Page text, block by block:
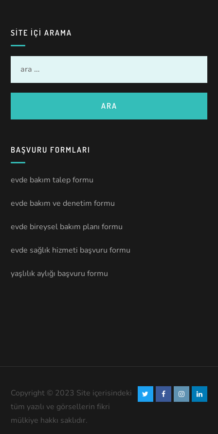
SITE IÇI ARAMA
BAŞVURU FORMLARI
evde bakım talep formu
evde bakım ve denetim formu
evde bireysel bakım planı formu
evde sağlık hizmeti başvuru formu
yaşlılık aylığı başvuru formu
Copyright © 2023 Site içerisindeki
tüm yazılı ve görsellerin fikri
mülkiye hakkı saklıdır.